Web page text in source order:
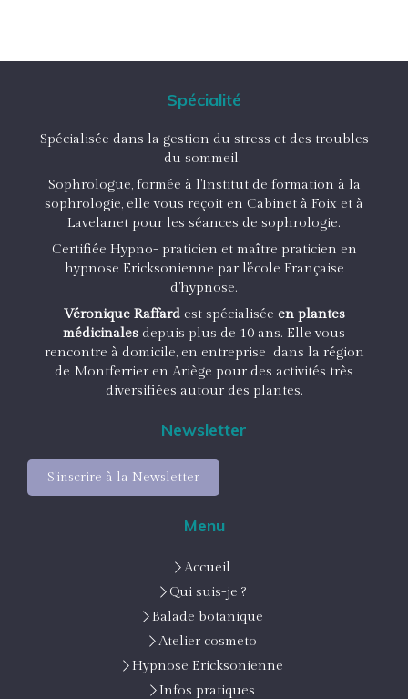
Spécialité
Spécialisée dans la gestion du stress et des troubles
du sommeil.
Sophrologue, formée à l'Institut de formation à la
sophrologie, elle vous reçoit en Cabinet à Foix et à
Lavelanet pour les séances de sophrologie.
Certifiée Hypno- praticien et maître praticien en
hypnose Ericksonienne par l'école Française
d'hypnose.
Véronique Raffardest spécialisée en plantes
médicinales depuis plus de 10 ans. Elle vous
rencontre à domicile, en entreprise dans la région
de Montferrier en Ariège pour des activités très
diversifiées autour des plantes.
Newsletter
S'inscrire à la Newsletter
Menu
Accueil
Qui suis-je ?
Balade botanique
Atelier cosmeto
Hypnose Ericksonienne
Infos pratiques